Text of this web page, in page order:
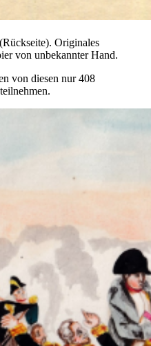
Originales
von unbekannter Hand.
von diesen nur 408